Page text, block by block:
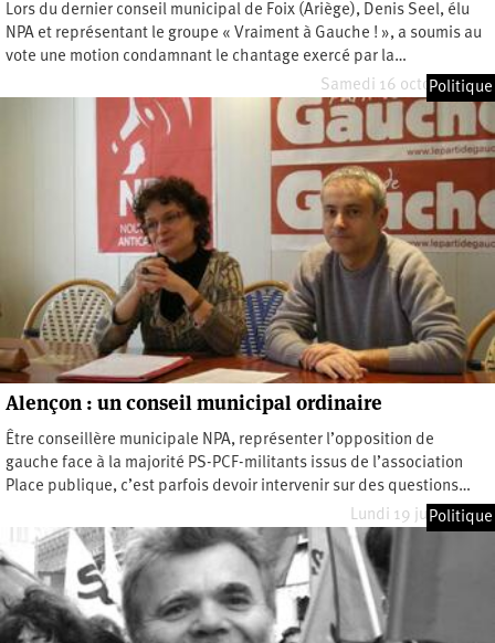
Lors du dernier conseil municipal de Foix (Ariège), Denis Seel, élu
NPA et représentant le groupe « Vraiment à Gauche ! », a soumis au
vote une motion condamnant le chantage exercé par la…
Samedi 16 octobre 2010
Politique
Alençon : un conseil municipal ordinaire
Être conseillère municipale NPA, représenter l’opposition de
gauche face à la majorité PS-PCF-militants issus de l’association
Place publique, c’est parfois devoir intervenir sur des questions…
Lundi 19 juillet 2010
Politique